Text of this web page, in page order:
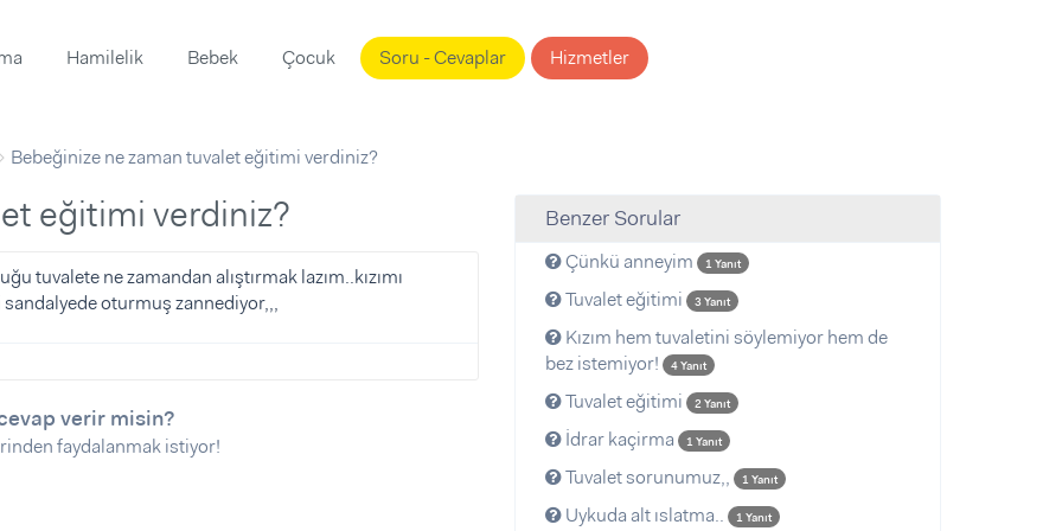
Hamilelik Bebek Çocuk Soru - Cevaplar Hizmetler
Bebeğinize ne zaman tuvalet eğitimi verdiniz?
eğitimi verdiniz?
tuvalete ne zamandan alıştırmak lazım..kızımı
sandalyede oturmuş zannediyor,,,
verir misin?
faydalanmak istiyor!
Benzer Sorular
Çünkü anneyim 1 Yanıt
Tuvalet eğitimi 3 Yanıt
Kızım hem tuvaletini söylemiyor hem de
bez istemiyor!
4 Yanıt
Tuvalet eğitimi 2 Yanıt
İdrar kaçirma 1 Yanıt
Tuvalet sorunumuz,, 1 Yanıt
Uykuda alt ıslatma.. 1 Yanıt